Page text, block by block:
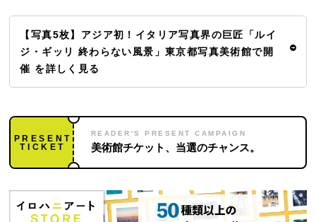
【写真5枚】アジア初！イタリア写真界の巨匠「ルイ
ジ・ギッリ 終わらない風景」東京都写真美術館で開
催 を詳しく見る
PRESENT
TICKET
READER'S PRESENT CAMPAIGN
美術館チケット、当選のチャンス。